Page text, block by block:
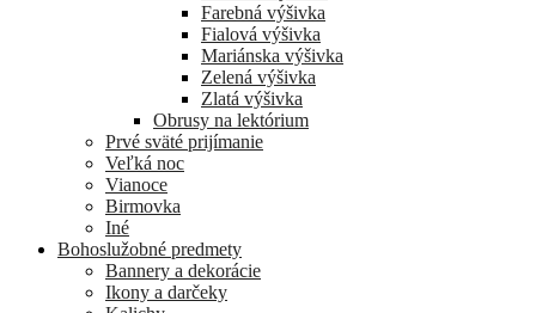
Farebná výšivka
Fialová výšivka
Mariánska výšivka
Zelená výšivka
Zlatá výšivka
Obrusy na lektórium
Prvé sväté prijímanie
Veľká noc
Vianoce
Birmovka
Iné
Bohoslužobné predmety
Bannery a dekorácie
Ikony a darčeky